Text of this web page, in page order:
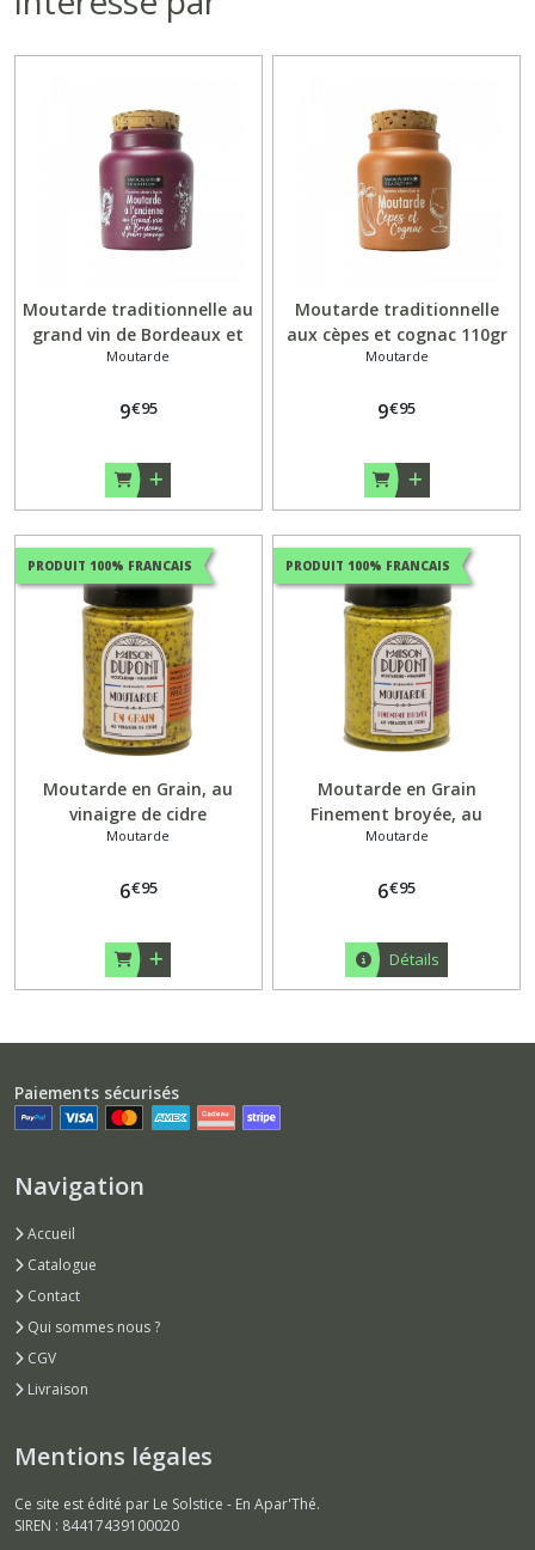
Moutarde traditionnelle au
grand vin de Bordeaux et
poivre sauvage 110gr
Moutarde
9€95
Moutarde traditionnelle
aux cèpes et cognac 110gr
Moutarde
9€95
PRODUIT 100% FRANCAIS
Moutarde en Grain, au
vinaigre de cidre
Moutarde
6€95
PRODUIT 100% FRANCAIS
Moutarde en Grain
Finement broyée, au
vinaigre de cidre
Moutarde
6€95
Détails
Paiements sécurisés
Navigation
Accueil
Catalogue
Contact
Qui sommes nous ?
CGV
Livraison
Mentions légales
Ce site est édité par Le Solstice - En Apar'Thé.
SIREN : 84417439100020